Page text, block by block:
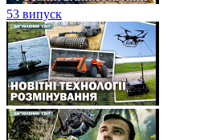
53 випуск